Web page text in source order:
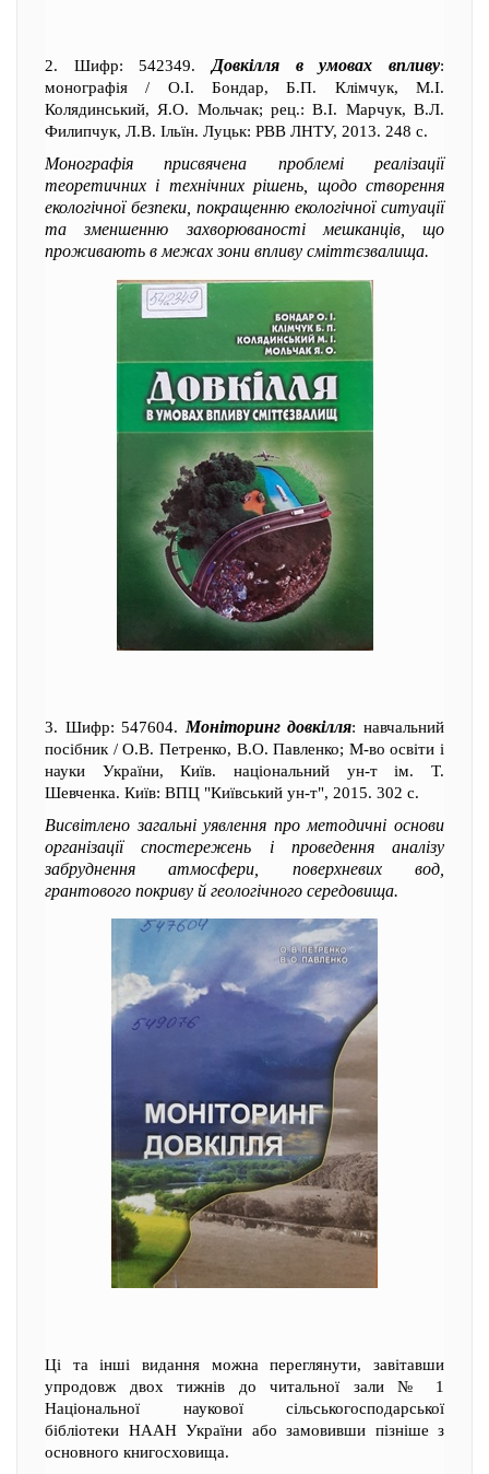
2. Шифр: 542349. Довкілля в умовах впливу:
монографія / О.І. Бондар, Б.П. Клімчук, М.І.
Колядинський, Я.О. Мольчак; рец.: В.І. Марчук, В.Л.
Филипчук, Л.В. Ільїн. Луцьк: РВВ ЛНТУ, 2013. 248 с.
Монографія присвячена проблемі реалізації
теоретичних і технічних рішень, щодо створення
екологічної безпеки, покращенню екологічної ситуації
та зменшенню захворюваності мешканців, що
проживають в межах зони впливу сміттєзвалища.
3. Шифр: 547604. Моніторинг довкілля: навчальний
посібник / О.В. Петренко, В.О. Павленко; М-во освіти і
науки України, Київ. національний ун-т ім. Т.
Шевченка. Київ: ВПЦ "Київський ун-т", 2015. 302 с.
Висвітлено загальні уявлення про методичні основи
організації спостережень і проведення аналізу
забруднення атмосфери, поверхневих вод,
грантового покриву й геологічного середовища.
Ці та інші видання можна переглянути, завітавши
упродовж двох тижнів до читальної зали № 1
Національної наукової сільськогосподарської
бібліотеки НААН України або замовивши пізніше з
основного книгосховища.